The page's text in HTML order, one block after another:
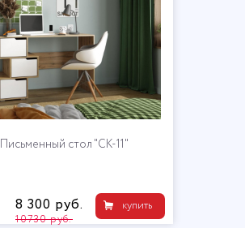
Письменный стол "СК-11"
купить
8 300 руб.
10730 руб.